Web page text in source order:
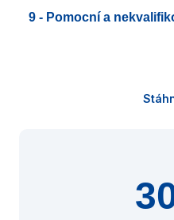
9 - Pomocní a